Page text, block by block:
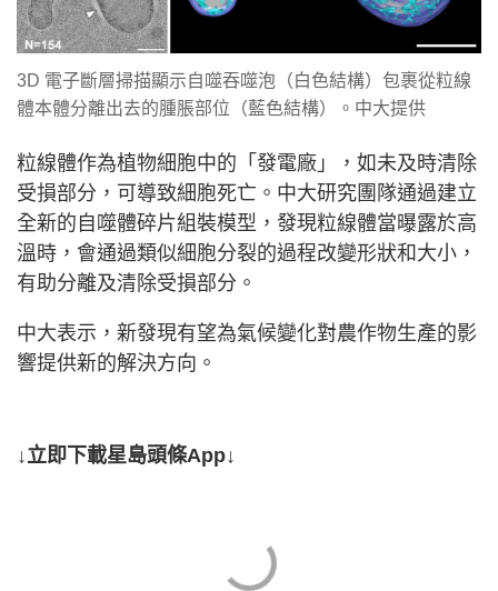
3D 電子斷層掃描顯示自噬吞噬泡（白色結構）包裹從粒線
體本體分離出去的腫脹部位（藍色結構）。中大提供
粒線體作為植物細胞中的「發電廠」，如未及時清除
受損部分，可導致細胞死亡。中大研究團隊通過建立
全新的自噬體碎片組裝模型，發現粒線體當曝露於高
溫時，會通過類似細胞分裂的過程改變形狀和大小，
有助分離及清除受損部分。
中大表示，新發現有望為氣候變化對農作物生產的影
響提供新的解決方向。
↓立即下載星島頭條App↓